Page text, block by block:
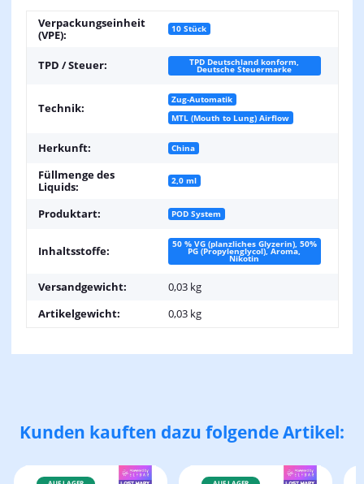
Verpackungseinheit
(VPE):
10 Stück
TPD / Steuer: TPD Deutschland konform,
Deutsche Steuermarke
Technik:
Zug-Automatik
MTL (Mouth to Lung) Airflow
Herkunft: China
Füllmenge des
Liquids:
2,0 ml
Produktart: POD System
Inhaltsstoffe:
50 % VG (planzliches Glyzerin), 50%
PG (Propylenglycol), Aroma,
Nikotin
Versandgewicht:
0,03 kg
Artikelgewicht:
0,03 kg
Kunden kauften dazu folgende Artikel: